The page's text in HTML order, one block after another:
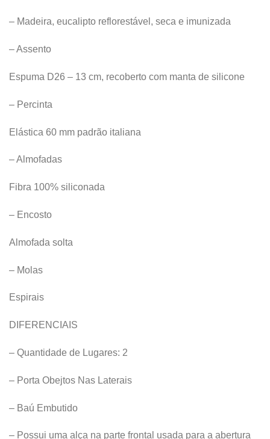
– Madeira, eucalipto reflorestável, seca e imunizada
– Assento
Espuma D26 – 13 cm, recoberto com manta de silicone
– Percinta
Elástica 60 mm padrão italiana
– Almofadas
Fibra 100% siliconada
– Encosto
Almofada solta
– Molas
Espirais
DIFERENCIAIS
– Quantidade de Lugares: 2
– Porta Obejtos Nas Laterais
– Baú Embutido
– Possui uma alça na parte frontal usada para a abertura